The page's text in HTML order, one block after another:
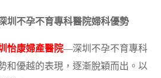
不孕不育專科醫院婦科優勢
怡康婦產醫院—深圳不孕不育專科
和優越的表現，逐漸脫穎而出。以